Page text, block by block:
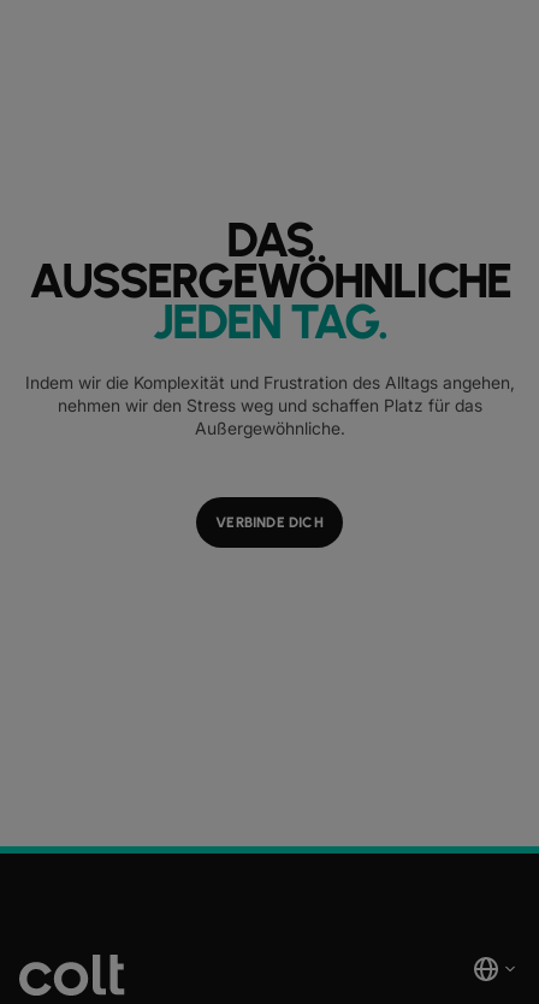
DAS
AUSSERGEWÖHNLICHE
JEDEN TAG.
Indem wir die Komplexität und Frustration des Alltags angehen,
nehmen wir den Stress weg und schaffen Platz für das
Außergewöhnliche.
VERBINDE DICH